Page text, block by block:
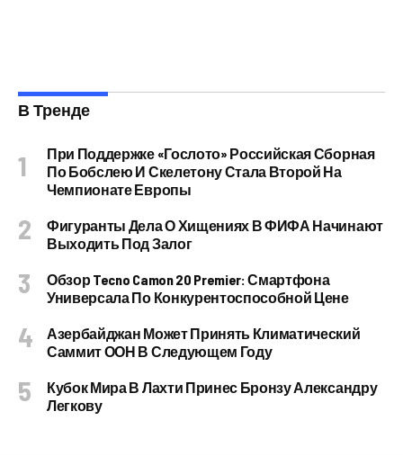
В Тренде
При Поддержке «Гослото» Российская Сборная
По Бобслею И Скелетону Стала Второй На
Чемпионате Европы
Фигуранты Дела О Хищениях В ФИФА Начинают
Выходить Под Залог
Обзор Tecno Camon 20 Premier: Смартфона
Универсала По Конкурентоспособной Цене
Азербайджан Может Принять Климатический
Саммит ООН В Следующем Году
Кубок Мира В Лахти Принес Бронзу Александру
Легкову